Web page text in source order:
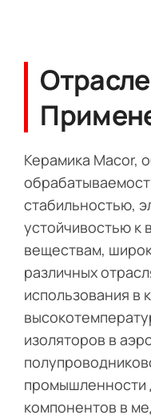
Керамика Macor,
стабильностью,
устойчивостью к
веществам,
различных
использования в
изоляторов в
промышленности
компонентов в